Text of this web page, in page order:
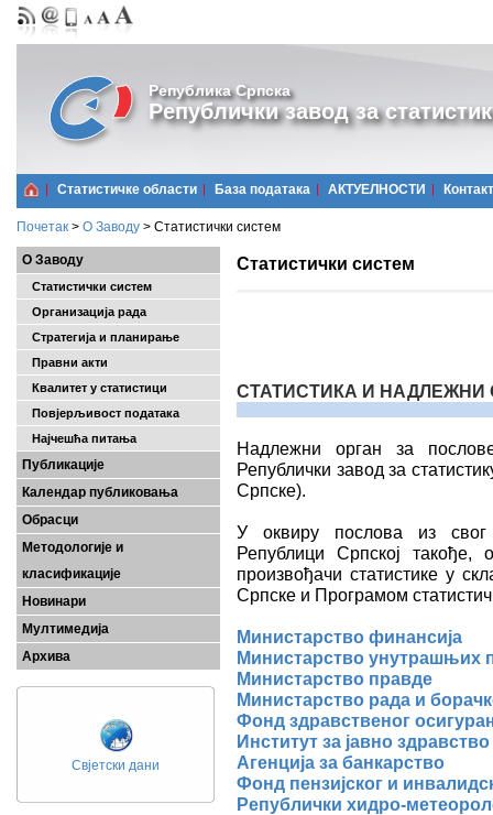
Република Српска
Републички завод за
Статистичке области Базa података АКТУЕЛНОСТИ Контакт
Почетак > О Заводу > Статистички систем
О Заводу
Статистички систем
Организација рада
Стратегија и планирање
Правни акти
Квалитет у статистици
Повјерљивост података
Најчешћa питања
Публикације
Календар публиковања
Обрасци
Методологије и
класификације
Новинари
Мултимедија
Архива
Свјетски дани
Статистички систем
СТАТИСТИКА И НАДЛЕЖНИ
Надлежни орган за
Републички завод за
Српске).
У оквиру послова из свог
Републици Српској
произвођачи статистике у
Српске и Програмом
Министарство финансија
Министарство унутрашњих
Министарство правде
Министарство рада и
Фонд здравственог
Институт за јавно здравство
Агенција за банкарство
Фонд пензијског и
Републички хидро-